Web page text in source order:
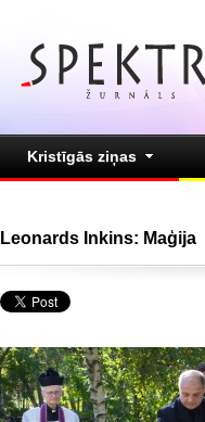
Kristīgās ziņas
Leonards Inkins: Maģija